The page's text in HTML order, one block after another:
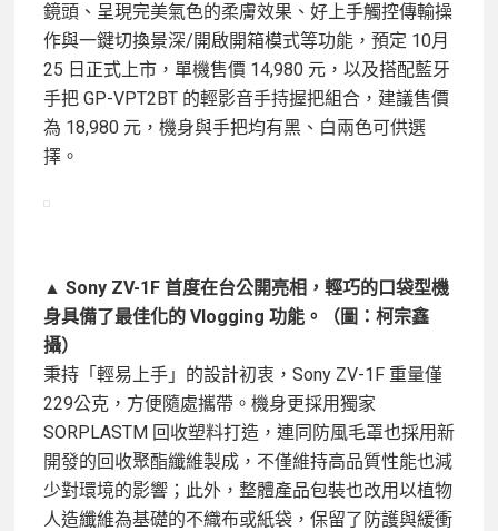
鏡頭、呈現完美氣色的柔膚效果、好上手觸控傳輸操
作與一鍵切換景深/開啟開箱模式等功能，預定 10月
25 日正式上市，單機售價 14,980 元，以及搭配藍牙
手把 GP-VPT2BT 的輕影音手持握把組合，建議售價
為 18,980 元，機身與手把均有黑、白兩色可供選
擇。
▲ Sony ZV-1F 首度在台公開亮相，輕巧的口袋型機
身具備了最佳化的 Vlogging 功能。（圖：柯宗鑫
攝）
秉持「輕易上手」的設計初衷，Sony ZV-1F 重量僅
229公克，方便隨處攜帶。機身更採用獨家
SORPLASTM 回收塑料打造，連同防風毛罩也採用新
開發的回收聚酯纖維製成，不僅維持高品質性能也減
少對環境的影響；此外，整體產品包裝也改用以植物
人造纖維為基礎的不織布或紙袋，保留了防護與緩衝